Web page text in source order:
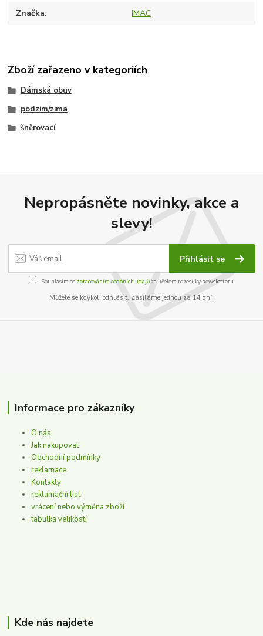
Značka IMAC
Zboží zařazeno v kategoriích
Dámská obuv
podzim/zima
šněrovací
Nepropásněte novinky, akce a
slevy!
Přihlásit se
Souhlasím se zpracováním osobních údajůza účelem rozesílky newsletteru.
Můžete se kdykoli odhlásit. Zasíláme jednou za 14 dní.
Informace pro zákazníky
O nás
Jak nakupovat
Obchodní podmínky
reklamace
Kontakty
reklamační list
vrácení nebo výměna zboží
tabulka velikostí
Kde nás najdete